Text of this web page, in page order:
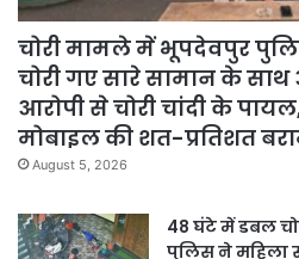
चोरी मामले में भूपदेवपुर
चोरी गए सारे सामान के साथ
आरोपी से चोरी चांदी के
मोबाइल की शत-प्रतिशत
August 5, 2026
48 घंटे में डबल
पुलिस ने महिला